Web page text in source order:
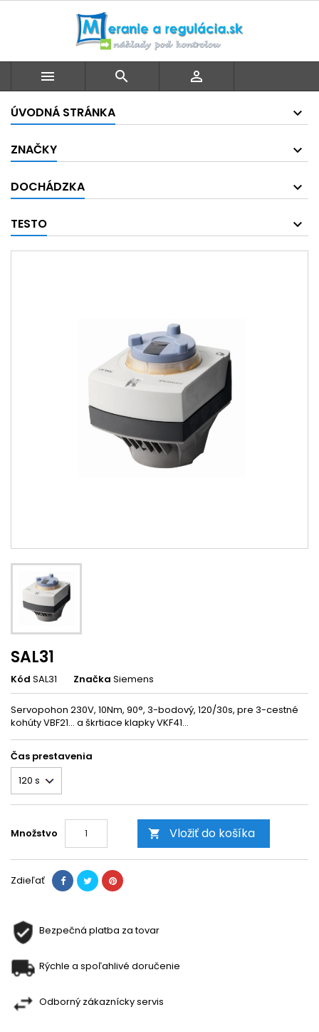
  
ÚVODNÁ STRÁNKA
ZNAČKY
DOCHÁDZKA
TESTO
SAL31
Kód SAL31 Značka Siemens
Servopohon 230V, 10Nm, 90°, 3-bodový, 120/30s, pre 3-cestné
kohúty VBF21… a škrtiace klapky VKF41…
Čas prestavenia
Množstvo  Vložiť do košíka
Zdieľať
Bezpečná platba za tovar
Rýchle a spoľahlivé doručenie
Odborný zákaznícky servis